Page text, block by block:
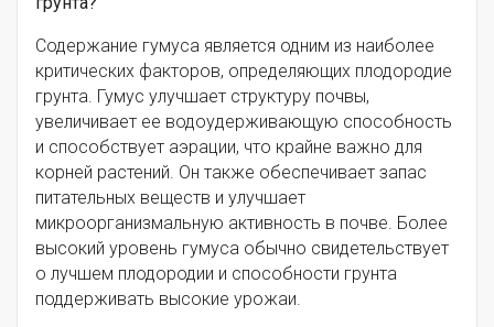
Содержание гумуса является одним из наиболее
критических факторов, определяющих плодородие
грунта. Гумус улучшает структуру почвы,
увеличивает ее водоудерживающую способность
и способствует аэрации, что крайне важно для
корней растений. Он также обеспечивает запас
питательных веществ и улучшает
микроорганизмальную активность в почве. Более
высокий уровень гумуса обычно свидетельствует
о лучшем плодородии и способности грунта
поддерживать высокие урожаи.